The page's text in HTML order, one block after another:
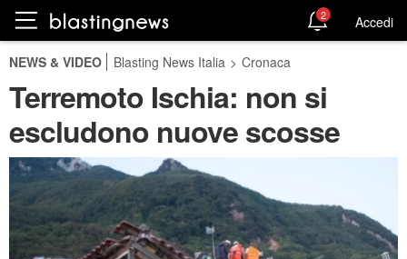
2 Accedi
NEWS & VIDEO Blasting News Italia > Cronaca
Terremoto Ischia: non si
escludono nuove scosse